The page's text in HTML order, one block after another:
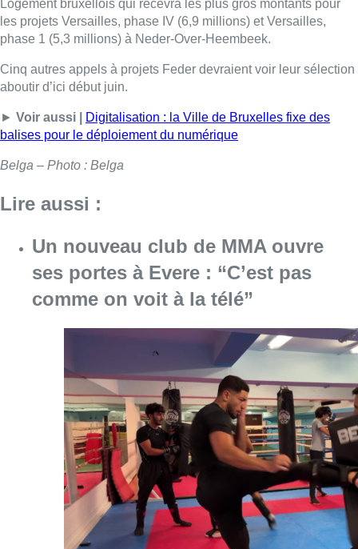
Logement bruxellois qui recevra les plus gros montants pour
les projets Versailles, phase IV (6,9 millions) et Versailles,
phase 1 (5,3 millions) à Neder-Over-Heembeek.
Cinq autres appels à projets Feder devraient voir leur sélection
aboutir d’ici début juin.
► Voir aussi |
Digitalisation : la Ville de Bruxelles fixe des
balises pour le déploiement du numérique
Belga – Photo : Belga
Lire aussi :
Un nouveau club de MMA ouvre
ses portes à Evere : “C’est pas
comme on voit à la télé”